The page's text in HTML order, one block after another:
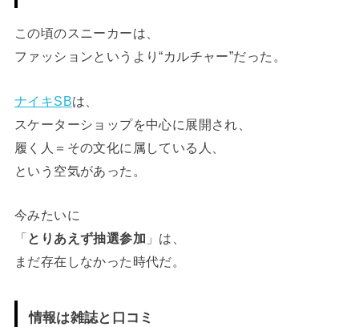
この頃のスニーカーは、
ファッションというより“カルチャー”だった。
ナイキSBは、
スケーターショップを中心に展開され、
履く人＝その文化に属している人、
という空気があった。
今みたいに
「とりあえず抽選参加 」は、
まだ存在しなかった時代だ。
情報は雑誌と口コミ